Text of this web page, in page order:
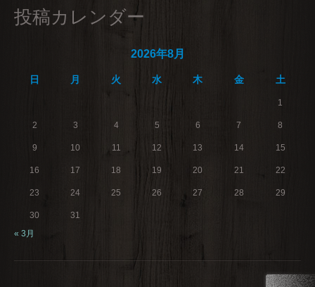
投稿カレンダー
2026年8月
日 月 火 水 木 金 土
1
2 3 4 5 6 7 8
9 10 11 12 13 14 15
16 17 18 19 20 21 22
23 24 25 26 27 28 29
30
31
« 3月